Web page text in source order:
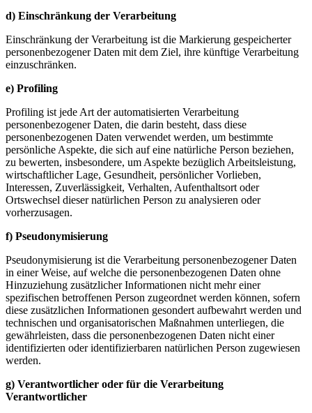
d) Einschränkung der Verarbeitung
Einschränkung der Verarbeitung ist die Markierung gespeicherter
personenbezogener Daten mit dem Ziel, ihre künftige Verarbeitung
einzuschränken.
e) Profiling
Profiling ist jede Art der automatisierten Verarbeitung
personenbezogener Daten, die darin besteht, dass diese
personenbezogenen Daten verwendet werden, um bestimmte
persönliche Aspekte, die sich auf eine natürliche Person beziehen,
zu bewerten, insbesondere, um Aspekte bezüglich Arbeitsleistung,
wirtschaftlicher Lage, Gesundheit, persönlicher Vorlieben,
Interessen, Zuverlässigkeit, Verhalten, Aufenthaltsort oder
Ortswechsel dieser natürlichen Person zu analysieren oder
vorherzusagen.
f) Pseudonymisierung
Pseudonymisierung ist die Verarbeitung personenbezogener Daten
in einer Weise, auf welche die personenbezogenen Daten ohne
Hinzuziehung zusätzlicher Informationen nicht mehr einer
spezifischen betroffenen Person zugeordnet werden können, sofern
diese zusätzlichen Informationen gesondert aufbewahrt werden und
technischen und organisatorischen Maßnahmen unterliegen, die
gewährleisten, dass die personenbezogenen Daten nicht einer
identifizierten oder identifizierbaren natürlichen Person zugewiesen
werden.
g) Verantwortlicher oder für die Verarbeitung
Verantwortlicher